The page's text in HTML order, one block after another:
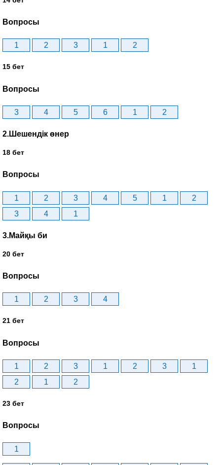
Вопросы
1 2 3 1 2
15 бет
Вопросы
3 4 5 6 1 2
2.Шешендік өнер
18 бет
Вопросы
1 2 3 4 5 1
2
3
4 1
3.Майқы би
20 бет
Вопросы
1 2 3 4
21 бет
Вопросы
1 2 3 1 2 3
1
2
1 2
23 бет
Вопросы
1